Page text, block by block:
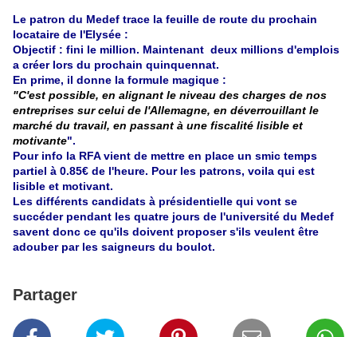
Le patron du Medef trace la feuille de route du prochain
locataire de l'Elysée :
Objectif : fini le million. Maintenant deux millions d'emplois
a créer lors du prochain quinquennat.
En prime, il donne la formule magique :
"C'est possible, en alignant le niveau des charges de nos
entreprises sur celui de l'Allemagne, en déverrouillant le
marché du travail, en passant à une fiscalité lisible et
motivante".
Pour info la RFA vient de mettre en place un smic temps
partiel à 0.85€ de l'heure. Pour les patrons, voila qui est
lisible et motivant.
Les différents candidats à présidentielle qui vont se
succéder pendant les quatre jours de l'université du Medef
savent donc ce qu'ils doivent proposer s'ils veulent être
adouber par les saigneurs du boulot.
Partager